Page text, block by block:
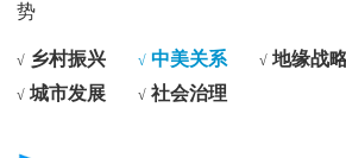
势
√ 乡村振兴 √ 中美关系 √ 地缘战
√ 城市发展 √ 社会治理